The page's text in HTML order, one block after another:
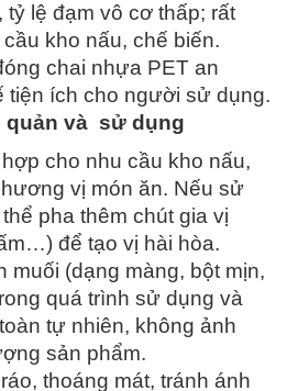
lệ đạm vô cơ thấp; rất
kho nấu, chế biến.
chai nhựa PET an
tiện ích cho người sử dụng.
và sử dụng
cho nhu cầu kho nấu,
vị món ăn. Nếu sử
pha thêm chút gia vị
để tạo vị hài hòa.
muối (dạng màng, bột mịn,
quá trình sử dụng và
tự nhiên, không ảnh
sản phẩm.
thoáng mát, tránh ánh